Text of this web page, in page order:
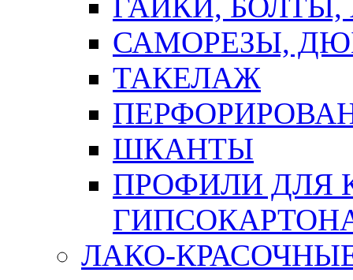
ГАЙКИ,
САМОРЕЗЫ,
ТАКЕЛАЖ
ШКАНТЫ
ПРОФИЛИ ДЛЯ
ЛАКО-